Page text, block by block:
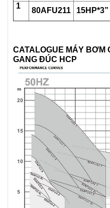
1
80AFU211 15HP*3”
CATALOGUE MÁY BƠM
GANG ĐÚC HCP